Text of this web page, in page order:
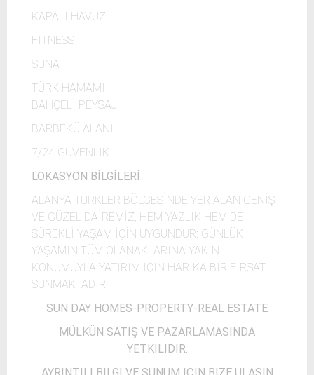
KAPALI HAVUZ
FİTNESS
SUNA
TÜRK HAMAMI
BAHÇELİ PEYSAJ
BARBEKÜ ALANI
7/24 GÜVENLİK
LOKASYON BİLGİLERİ
ALANYA TÜRKLER BÖLGESİNDE YER ALAN GENİŞ
VE GÜZEL DAİREMİZ, HEM YAZLIK HEM DE
SÜREKLİ YAŞAM İÇİN UYGUNDUR; GÜNLÜK
YAŞAMIN TÜM OLANAKLARINA YAKIN
KONUMUYLA YATIRIM İÇİN HARİKA BİR FIRSAT
SUNMAKTADIR.
SUN DAY HOMES-PROPERTY-REAL ESTATE
MÜLKÜN SATIŞ VE PAZARLAMASINDA
YETKİLİDİR.